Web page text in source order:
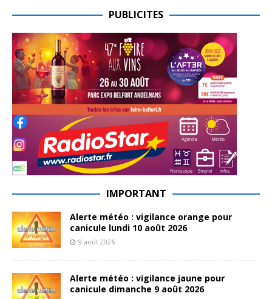
PUBLICITES
IMPORTANT
Alerte météo : vigilance orange pour
canicule lundi 10 août 2026
9 août 2026
Alerte météo : vigilance jaune pour
canicule dimanche 9 août 2026